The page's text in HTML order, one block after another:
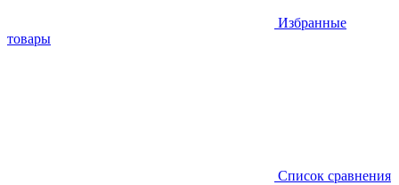
Избранные
товары
Список сравнения